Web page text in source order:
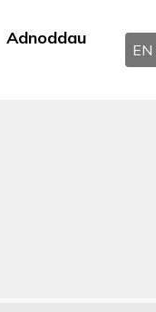
Adnoddau
EN